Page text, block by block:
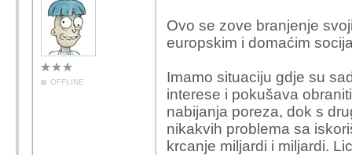
OFFLINE
Ovo se zove branjenje
europskim i domaćim
Imamo situaciju gdje su
interese i pokušava
nabijanja poreza, dok s
nikakvih problema sa
krcanje miljardi i miljardi.